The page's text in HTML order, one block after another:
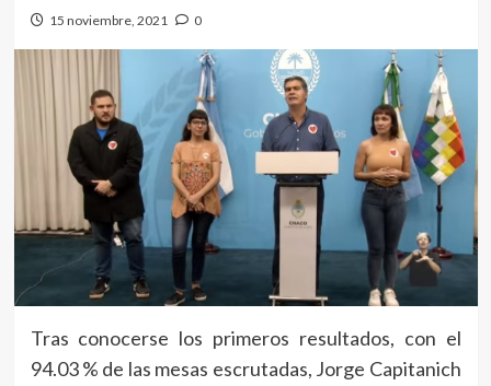
15 noviembre, 2021 0
Tras conocerse los primeros resultados, con el
94.03 % de las mesas escrutadas, Jorge Capitanich